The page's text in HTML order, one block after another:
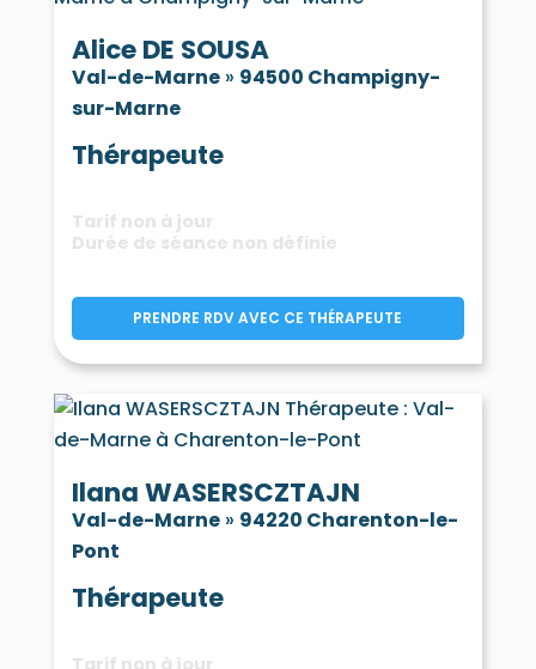
Alice DE SOUSA
Val-de-Marne» 94500 Champigny-
sur-Marne
Thérapeute
Tarif non à jour
Durée de séance non définie
PRENDRE RDV AVEC CE THÉRAPEUTE
Ilana WASERSCZTAJN
Val-de-Marne» 94220 Charenton-le-
Pont
Thérapeute
Tarif non à jour